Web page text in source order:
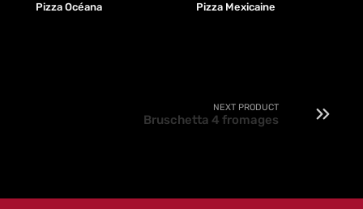
Pizza Océana Pizza Mexicaine
NEXT PRODUCT
Bruschetta 4 fromages